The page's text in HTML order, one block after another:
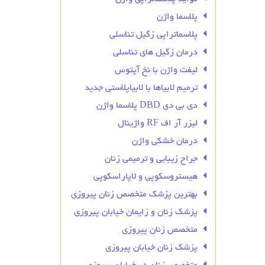
پلاسما واژن
پلاسماتراپی زگیل تناسلی
درمان زگیل‌ های تناسلی
لیفت واژن با نخ آپتوس
ترمیم لابیاها با لابیاپلاستی جدید
دی بی دی DBD پلاسما واژن
لیزر آر اف RF واژینال
درمان خشکی واژن
جراح زیبایی و ترمیمی زنان
هیستروسکوپی و لاپاراسکوپی
بهترین پزشک متخصص زنان پیروزی
پزشک زنان و زایمان خیابان پیروزی
متخصص زنان پیروزی
پزشک زنان خیابان پیروزی